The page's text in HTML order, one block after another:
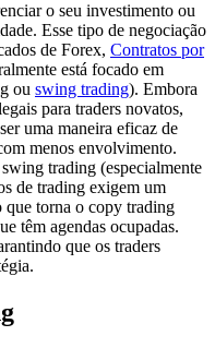
o seu investimento ou
Esse tipo de negociação
de Forex, Contratos por
está focado em
ou swing trading). Embora
para traders novatos,
uma maneira eficaz de
menos envolvimento.
trading (especialmente
de trading exigem um
que torna o copy trading
têm agendas ocupadas.
que os traders